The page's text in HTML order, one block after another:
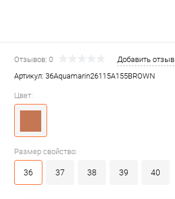
Отзывов: 0
Добавить отзыв
Артикул: 36Aquamarin26115A155BROWN
Цвет:
Размер свойство:
36 37 38 39 40